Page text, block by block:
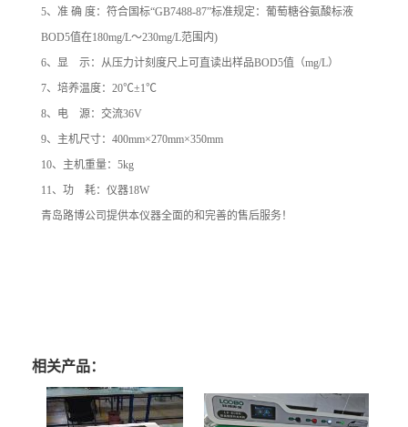
5、准 确 度：符合国标“GB7488-87”标准规定：葡萄糖谷氨酸标液
BOD5值在180mg/L～230mg/L范围内)
6、显 示：从压力计刻度尺上可直读出样品BOD5值（mg/L）
7、培养温度：20℃±1℃
8、电 源：交流36V
9、主机尺寸：400mm×270mm×350mm
10、主机重量：5kg
11、功 耗：仪器18W
青岛路博公司提供本仪器全面的和完善的售后服务！
相关产品：